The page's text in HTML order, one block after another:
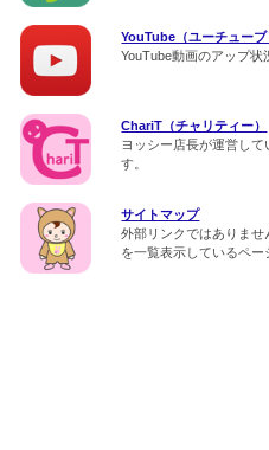
YouTube（ユーチューブ
YouTube動画のアップ状
ChariT（チャリティー）
ヨッシー店長が運営し
す。
サイトマップ
外部リンクではありま
を一覧表示しているペー